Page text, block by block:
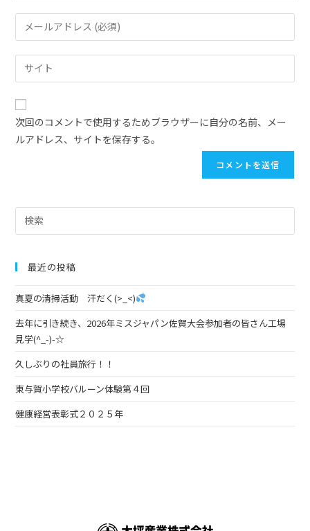
次回のコメントで使用するためブラウザーに自分の名前、メー
ルアドレス、サイトを保存する。
最近の投稿
真夏の清掃活動 汗だく(>_<)
去年に引き続き、2026年ミスジャパン佐賀大会参加者の皆さん工場
見学(^_-)-☆
久しぶりの社員旅行！！
東与賀小学校バルーン体験第４回
健康経営表彰式２０２５年